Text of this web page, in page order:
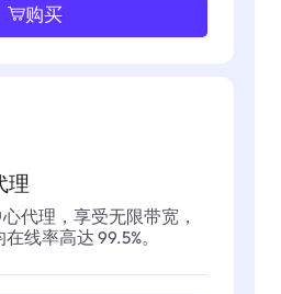
购买
理
代理，享受无限带宽，
线率高达 99.5%。